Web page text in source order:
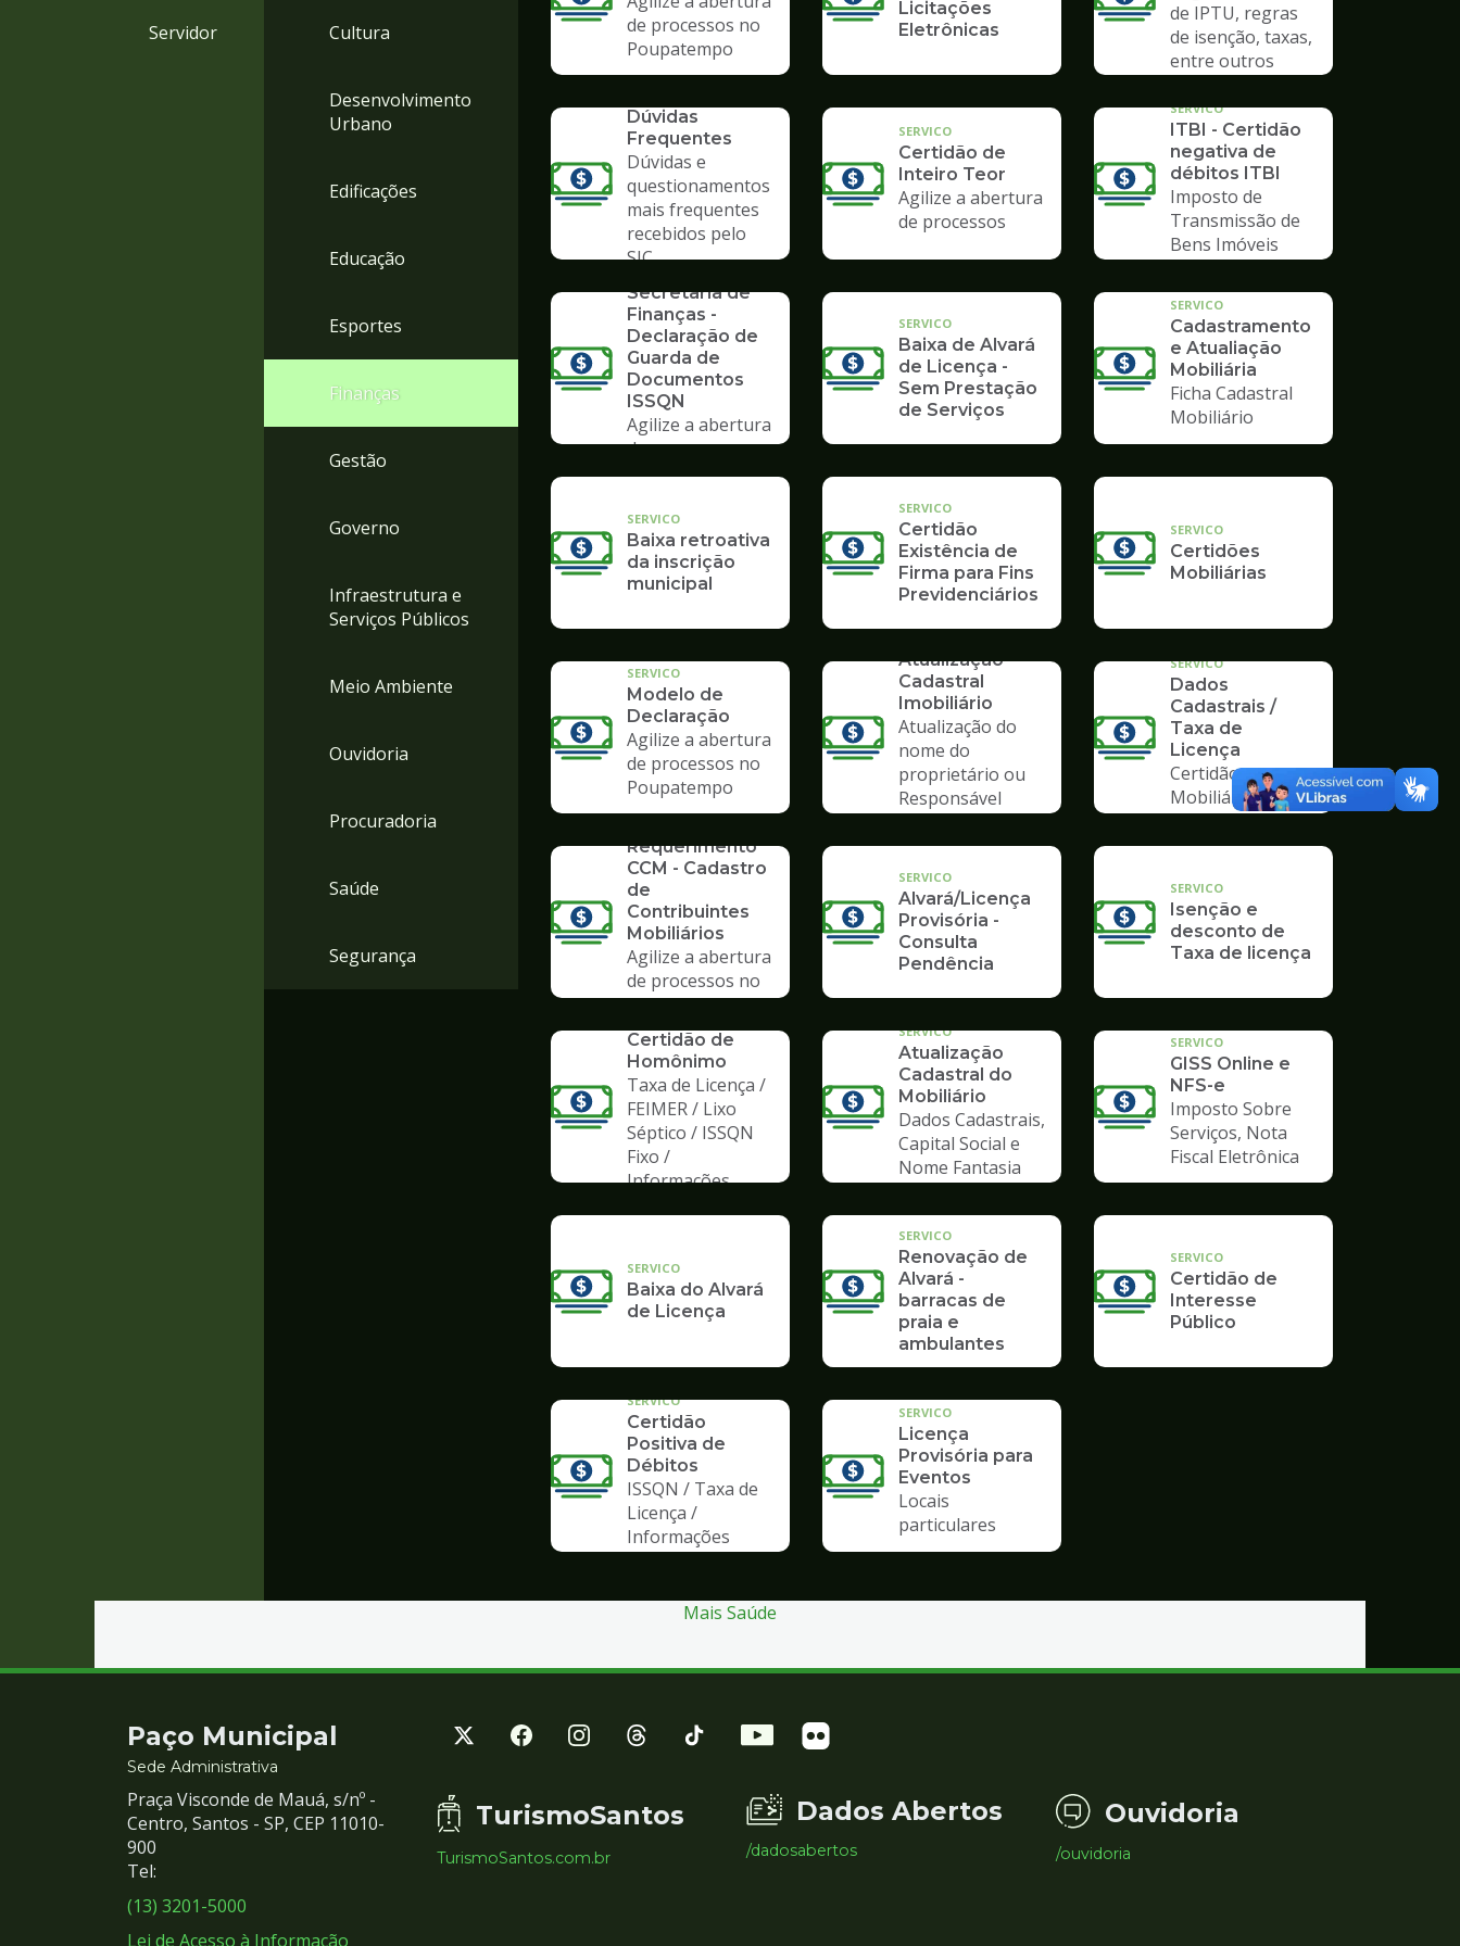
Servidor Cultura
Desenvolvimento
Urbano
Edificações
Educação
Esportes
Finanças
Gestão
Governo
Infraestrutura e
Serviços Públicos
Meio Ambiente
Ouvidoria
Procuradoria
Saúde
Segurança
de processos no
Poupatempo
Licitações
Eletrônicas
de IPTU, regras
de isenção, taxas,
entre outros
Dúvidas
Frequentes
Dúvidas e
questionamentos
mais frequentes
recebidos pelo
SIC
SERVICO
Certidão de
Inteiro Teor
Agilize a abertura
de processos
SERVICO
ITBI - Certidão
negativa de
débitos ITBI
Imposto de
Transmissão de
Bens Imóveis
SERVICO
Secretaria de
Finanças -
Declaração de
Guarda de
Documentos
ISSQN
Agilize a abertura
de processos no
Poupatempo
SERVICO
Baixa de Alvará
de Licença -
Sem Prestação
de Serviços
SERVICO
Cadastramento
e Atualiação
Mobiliária
Ficha Cadastral
Mobiliário
SERVICO
Baixa retroativa
da inscrição
municipal
SERVICO
Certidão
Existência de
Firma para Fins
Previdenciários
SERVICO
Certidões
Mobiliárias
SERVICO
Modelo de
Declaração
Agilize a abertura
de processos no
Poupatempo
Atualização
Cadastral
Imobiliário
Atualização do
nome do
proprietário ou
Responsável
SERVICO
Dados
Cadastrais /
Taxa de
Licença
Certidão
Mobiliária
Requerimento
CCM - Cadastro
de
Contribuintes
Mobiliários
Agilize a abertura
de processos no
Poupatempo
SERVICO
Alvará/Licença
Provisória -
Consulta
Pendência
SERVICO
Isenção e
desconto de
Taxa de licença
Certidão de
Homônimo
Taxa de Licença /
FEIMER / Lixo
Séptico / ISSQN
Fixo /
Informações
SERVICO
Atualização
Cadastral do
Mobiliário
Dados Cadastrais,
Capital Social e
Nome Fantasia
SERVICO
GISS Online e
NFS-e
Imposto Sobre
Serviços, Nota
Fiscal Eletrônica
SERVICO
Baixa do Alvará
de Licença
SERVICO
Renovação de
Alvará -
barracas de
praia e
ambulantes
SERVICO
Certidão de
Interesse
Público
SERVICO
Certidão
Positiva de
Débitos
ISSQN / Taxa de
Licença /
Informações
SERVICO
Licença
Provisória para
Eventos
Locais
particulares
Mais Saúde
Contato
e
Redes
Sociais
Paço Municipal
Sede Administrativa
Praça Visconde de Mauá, s/nº -
Centro, Santos - SP, CEP 11010-
900
Tel:
(13) 3201-5000
Lei de Acesso à Informação
TurismoSantos
TurismoSantos.com.br
Dados Abertos
/dadosabertos
Ouvidoria
/ouvidoria